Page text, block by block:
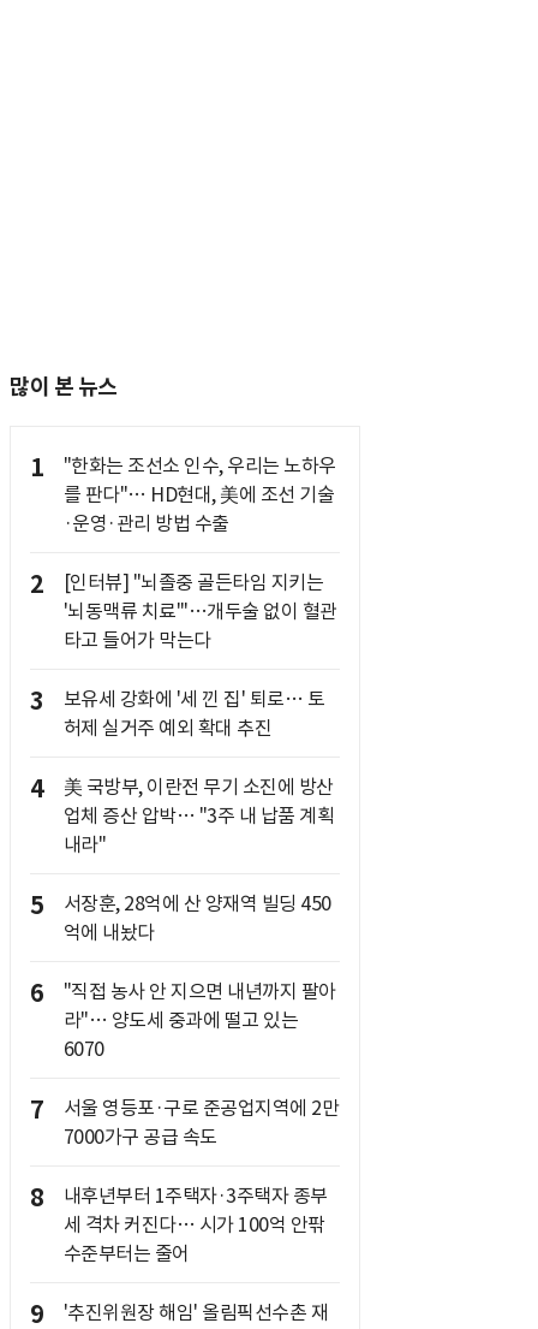
많이 본 뉴스
1
"한화는 조선소 인수, 우리는 노하우
를 판다"… HD현대, 美에 조선 기술
·운영·관리 방법 수출
2
[인터뷰] "뇌졸중 골든타임 지키는
'뇌동맥류 치료'"…개두술 없이 혈관
타고 들어가 막는다
3
보유세 강화에 '세 낀 집' 퇴로… 토
허제 실거주 예외 확대 추진
4
美 국방부, 이란전 무기 소진에 방산
업체 증산 압박… "3주 내 납품 계획
내라"
5
서장훈, 28억에 산 양재역 빌딩 450
억에 내놨다
6
"직접 농사 안 지으면 내년까지 팔아
라"… 양도세 중과에 떨고 있는
6070
7
서울 영등포·구로 준공업지역에 2만
7000가구 공급 속도
8
내후년부터 1주택자·3주택자 종부
세 격차 커진다… 시가 100억 안팎
수준부터는 줄어
9 '추진위원장 해임' 올림픽선수촌 재